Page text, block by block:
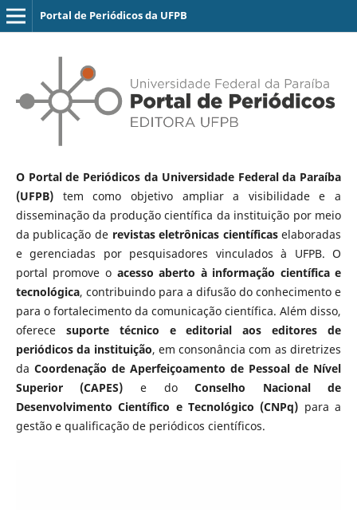
Portal de Periódicos da UFPB
O Portal de Periódicos da Universidade Federal da Paraíba
(UFPB)tem como objetivo ampliar a visibilidade e a
disseminação da produção científica da instituição por meio
da publicação de revistas eletrônicas científicaselaboradas
e gerenciadas por pesquisadores vinculados à UFPB. O
portal promove o acesso aberto à informação científica e
tecnológica, contribuindo para a difusão do conhecimento e
para o fortalecimento da comunicação científica. Além disso,
oferece suporte técnico e editorial aos editores de
periódicos da instituição, em consonância com as diretrizes
da Coordenação de Aperfeiçoamento de Pessoal de Nível
Superior (CAPES) e doConselho Nacional de
Desenvolvimento Científico e Tecnológico (CNPq) para a
gestão e qualificação de periódicos científicos.